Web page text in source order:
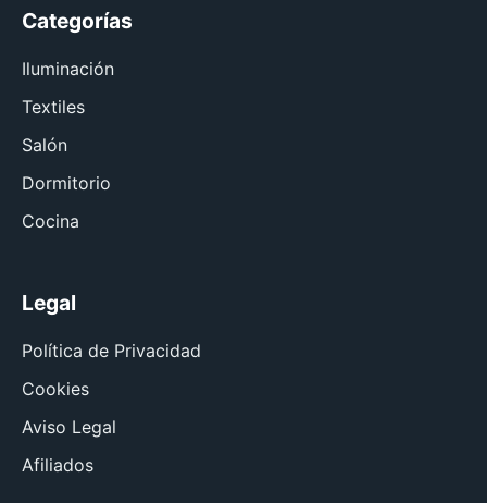
Categorías
Iluminación
Textiles
Salón
Dormitorio
Cocina
Legal
Política de Privacidad
Cookies
Aviso Legal
Afiliados